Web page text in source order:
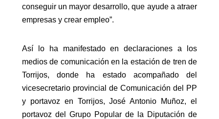
conseguir un mayor desarrollo, que ayude a atraer
empresas y crear empleo”.
Así lo ha manifestado en declaraciones a los
medios de comunicación en la estación de tren de
Torrijos, donde ha estado acompañado del
vicesecretario provincial de Comunicación del PP
y portavoz en Torrijos, José Antonio Muñoz, el
portavoz del Grupo Popular de la Diputación de